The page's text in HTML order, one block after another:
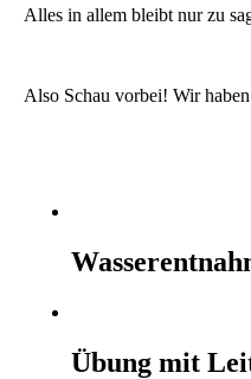
Alles in allem bleibt nur zu
Also Schau vorbei! Wir
Übung mit